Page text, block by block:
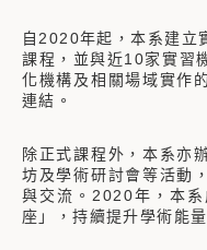
自2020年起，本系建立
課程，並與近10家實習
化機構及相關場域實作
連結。
除正式課程外，本系亦
坊及學術研討會等活動
與交流。2020年，本
座」，持續提升學術能